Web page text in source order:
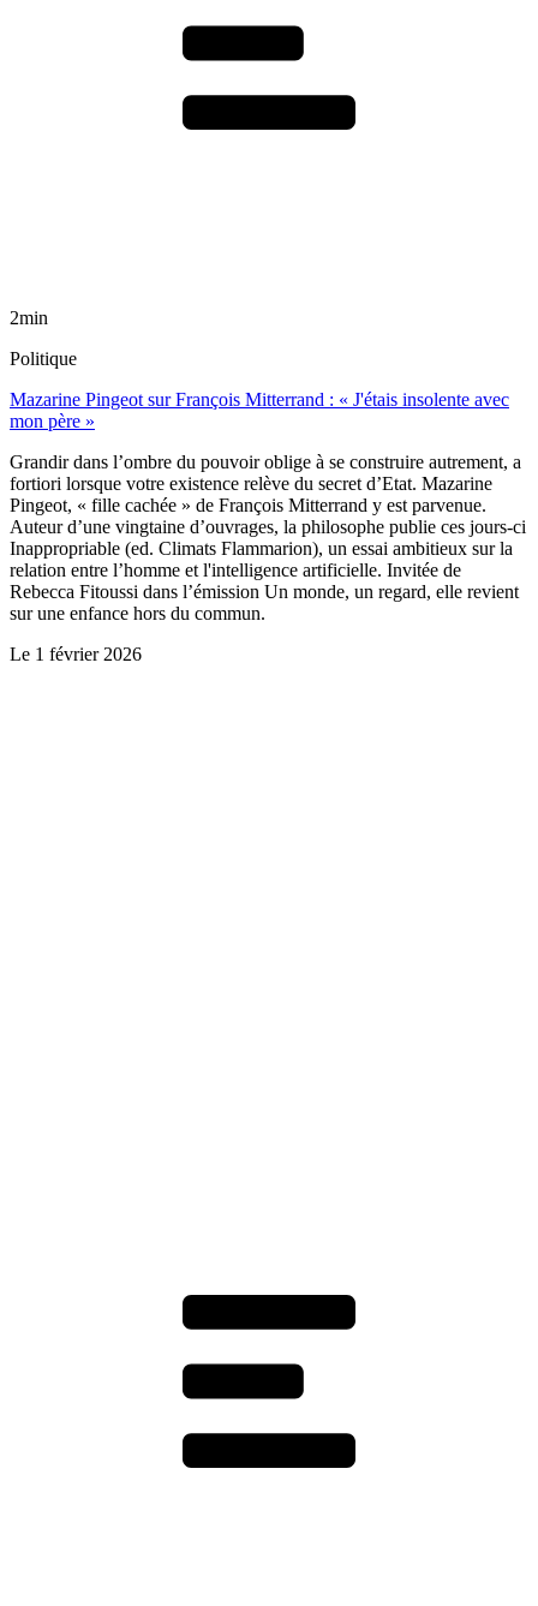
2min
Politique
Mazarine Pingeot sur François Mitterrand : « J'étais insolente avec
mon père »
Grandir dans l’ombre du pouvoir oblige à se construire autrement, a
fortiori lorsque votre existence relève du secret d’Etat. Mazarine
Pingeot, « fille cachée » de François Mitterrand y est parvenue.
Auteur d’une vingtaine d’ouvrages, la philosophe publie ces jours-ci
Inappropriable (ed. Climats Flammarion), un essai ambitieux sur la
relation entre l’homme et l'intelligence artificielle. Invitée de
Rebecca Fitoussi dans l’émission Un monde, un regard, elle revient
sur une enfance hors du commun.
Le 1 février 2026